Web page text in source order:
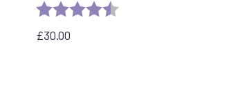
Evaluation :
£30.00